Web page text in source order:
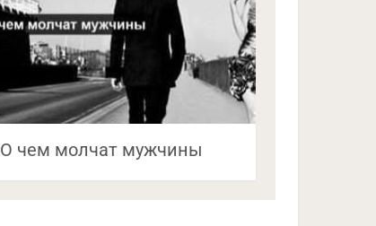
О чем молчат мужчины